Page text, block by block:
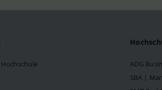
ADG
SBA |